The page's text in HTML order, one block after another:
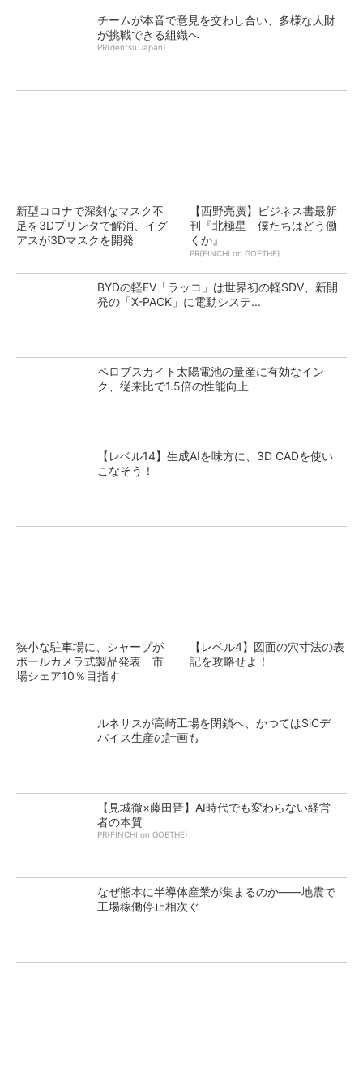
チームが本音で意見を交わし合い、多様な人財
が挑戦できる組織へ
PR(dentsu Japan)
新型コロナで深刻なマスク不
足を3Dプリンタで解消、イグ
アスが3Dマスクを開発
【西野亮廣】ビジネス書最新
刊『北極星 僕たちはどう働
くか』
PR(FINCHI on GOETHE)
BYDの軽EV「ラッコ」は世界初の軽SDV、新開
発の「X-PACK」に電動システ...
ペロブスカイト太陽電池の量産に有効なイン
ク、従来比で1.5倍の性能向上
【レベル14】生成AIを味方に、3D CADを使い
こなそう！
狭小な駐車場に、シャープが
ポールカメラ式製品発表 市
場シェア10％目指す
【レベル4】図面の穴寸法の表
記を攻略せよ！
ルネサスが高崎工場を閉鎖へ、かつてはSiCデ
バイス生産の計画も
【見城徹×藤田晋】AI時代でも変わらない経営
者の本質
PR(FINCHI on GOETHE)
なぜ熊本に半導体産業が集まるのか――地震で
工場稼働停止相次ぐ